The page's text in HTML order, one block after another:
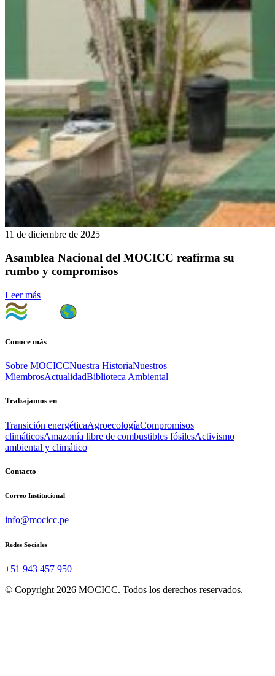
11 de diciembre de 2025
Asamblea Nacional del MOCICC reafirma su
rumbo y compromisos
Leer más
Conoce más
Sobre MOCICCNuestra HistoriaNuestros
MiembrosActualidadBiblioteca Ambiental
Trabajamos en
Transición energéticaAgroecologíaCompromisos
climáticosAmazonía libre de combustibles fósilesActivismo
ambiental y climático
Contacto
Correo Institucional
info@mocicc.pe
Redes Sociales
+51 943 457 950
© Copyright 2026 MOCICC. Todos los derechos reservados.